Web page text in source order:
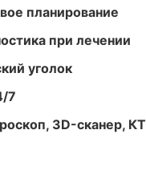
планирование
при лечении
уголок
7
3D-сканер, КТ